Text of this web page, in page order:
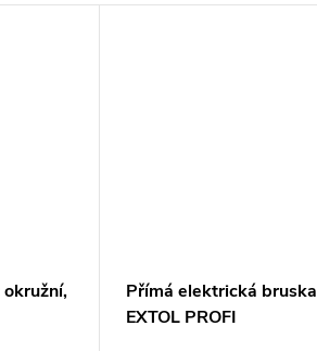
Přímá elektrická bruska
EXTOL PROFI